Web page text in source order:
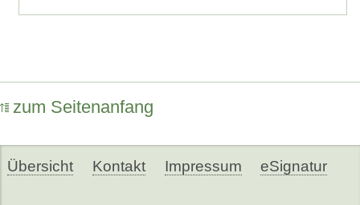
zum Seitenanfang
Übersicht Kontakt Impressum eSignatur